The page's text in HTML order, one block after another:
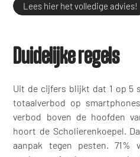
Lees hier het volledige advies!
Duidelijke regels
Uit de cijfers blijkt dat 1 op 5
totaalverbod op
verbod boven de hoofden
hoort de Scholierenkoepel.
aanpak tegen pesten. 71%